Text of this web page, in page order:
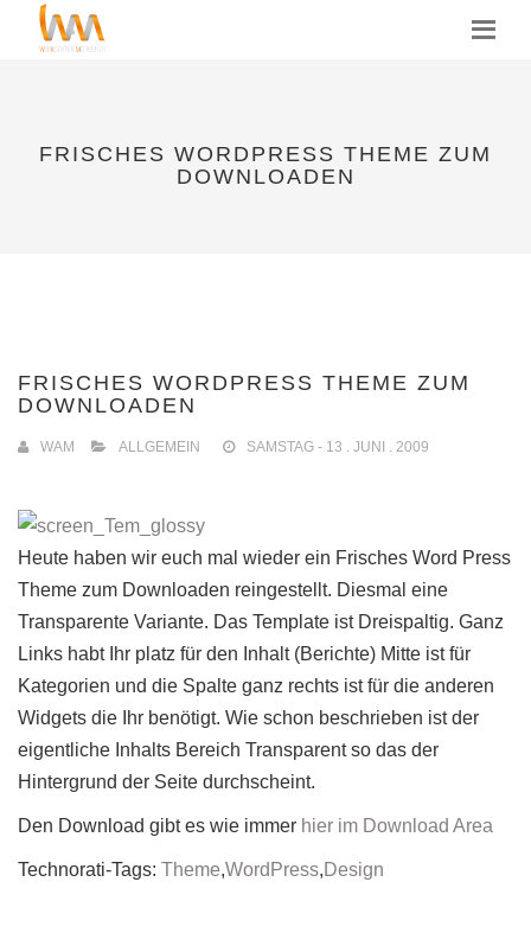
MENU
FRISCHES WORDPRESS THEME ZUM
DOWNLOADEN
FRISCHES WORDPRESS THEME ZUM
DOWNLOADEN
WAM ALLGEMEIN SAMSTAG - 13 . JUNI . 2009
Heute haben wir euch mal wieder ein Frisches Word Press
Theme zum Downloaden reingestellt. Diesmal eine
Transparente Variante. Das Template ist Dreispaltig. Ganz
Links habt Ihr platz für den Inhalt (Berichte) Mitte ist für
Kategorien und die Spalte ganz rechts ist für die anderen
Widgets die Ihr benötigt. Wie schon beschrieben ist der
eigentliche Inhalts Bereich Transparent so das der
Hintergrund der Seite durchscheint.
Den Download gibt es wie immer hier im Download Area
Technorati-Tags: Theme,WordPress, Design